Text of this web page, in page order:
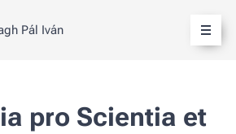
Pál Iván
pro Scientia et